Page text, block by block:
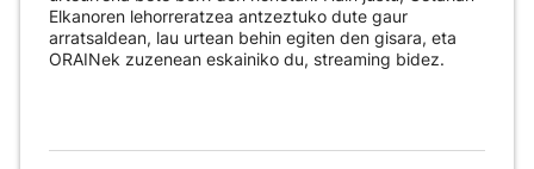
Elkanoren lehorreratzea antzeztuko dute gaur
arratsaldean, lau urtean behin egiten den gisara, eta
ORAINek zuzenean eskainiko du, streaming bidez.